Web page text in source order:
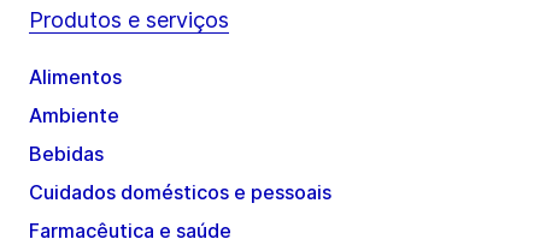
Produtos e serviços
Alimentos
Ambiente
Bebidas
Cuidados domésticos e pessoais
Farmacêutica e saúde